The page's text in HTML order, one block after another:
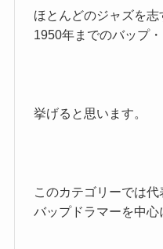
ほとんどのジャズを
1950年までのバップ
挙げると思います。
このカテゴリーでは代
バップドラマーを中心